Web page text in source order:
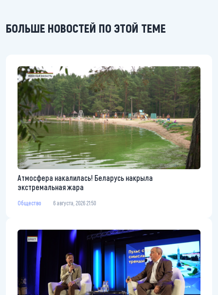
БОЛЬШЕ НОВОСТЕЙ ПО ЭТОЙ ТЕМЕ
Атмосфера накалилась! Беларусь накрыла
экстремальная жара
Общество 6 августа, 2026 21:50